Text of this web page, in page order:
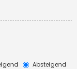
Absteigend